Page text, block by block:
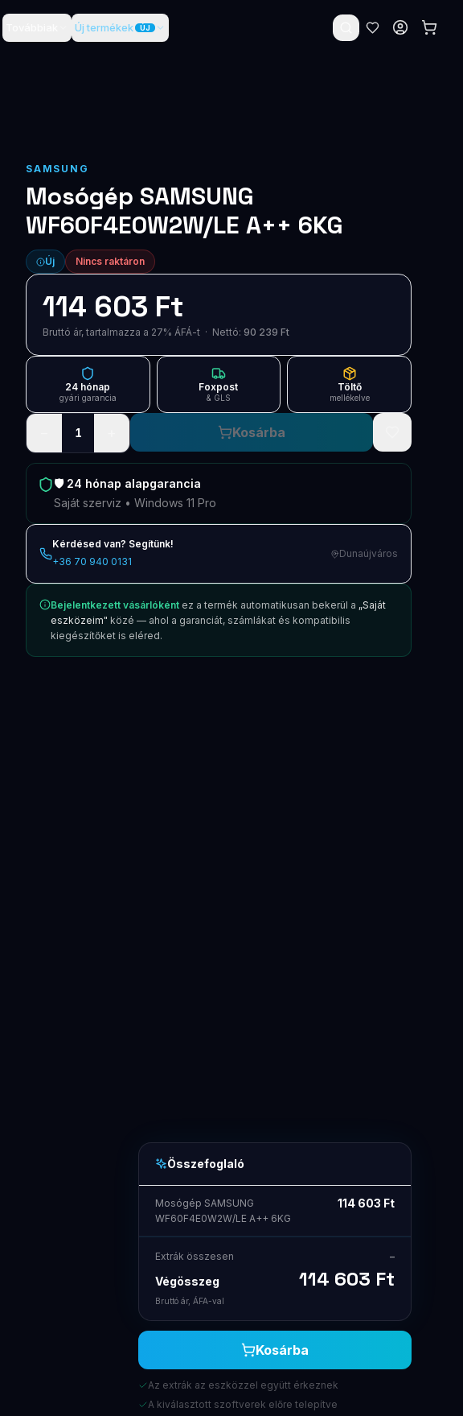
Új termékek ÚJ
SAMSUNG
Mosógép SAMSUNG
WF60F4E0W2W/LE A++ 6KG
Új Nincs raktáron
114 603 Ft
Bruttó ár, tartalmazza a 27% ÁFÁ-t · Nettó: 90 239 Ft
24 hónap
gyári garancia
Foxpost
& GLS
Töltő
mellékelve
1 Kosárba
🛡️ 24 hónap alapgarancia
Saját szerviz • Windows 11 Pro
Kérdésed van? Segítünk!
+36 70 940 0131
Dunaújváros
Bejelentkezett vásárlóként ez a termék automatikusan bekerül a „Saját
eszközeim" közé — ahol a garanciát, számlákat és kompatibilis
kiegészítőket is eléred.
Összefoglaló
Mosógép SAMSUNG
WF60F4E0W2W/LE A++ 6KG
114 603 Ft
Extrák összesen –
Végösszeg 114 603 Ft
Bruttó ár, ÁFA-val
Kosárba
Az extrák az eszközzel együtt érkeznek
A kiválasztott szoftverek előre telepítve